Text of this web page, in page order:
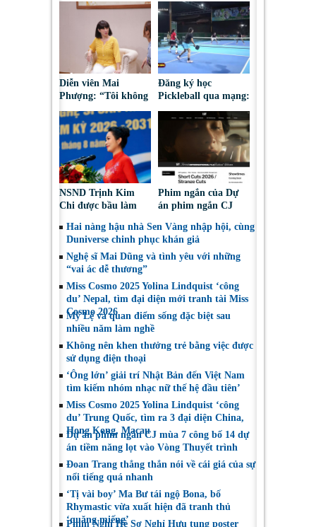
Diễn viên Mai
Phượng: “Tôi không
những gì mình đã
chọn”
Đăng ký học
Pickleball qua mạng:
đoạt tài sản
NSND Trịnh Kim
Chi được bầu làm
Nghệ sĩ Sân khấu
Việt Nam
Phim ngắn của Dự
án phim ngắn CJ
tại LHP quốc tế
Toronto 2026
Hai nàng hậu nhà Sen Vàng nhập hội, cùng
Duniverse chinh phục khán giả
Nghệ sĩ Mai Dũng và tình yêu với những
“vai ác dễ thương”
Miss Cosmo 2025 Yolina Lindquist ‘công
du’ Nepal, tìm đại diện mới tranh tài Miss
Cosmo 2026
Mỹ Lệ và quan điểm sống đặc biệt sau
nhiều năm làm nghề
Không nên khen thưởng trẻ bằng việc được
sử dụng điện thoại
‘Ông lớn’ giải trí Nhật Bản đến Việt Nam
tìm kiếm nhóm nhạc nữ thế hệ đầu tiên’
Miss Cosmo 2025 Yolina Lindquist ‘công
du’ Trung Quốc, tìm ra 3 đại diện China,
Hong Kong, Macau
Dự án phim ngắn CJ mùa 7 công bố 14 dự
án tiềm năng lọt vào Vòng Thuyết trình
Đoan Trang thẳng thắn nói về cái giá của sự
nổi tiếng quá nhanh
‘Tị vài boy’ Ma Bư tái ngộ Bona, bố
Rhymastic vừa xuất hiện đã tranh thủ
‘quăng miếng’
Phim Nghỉ Hè Sợ Nghỉ Hưu tung poster